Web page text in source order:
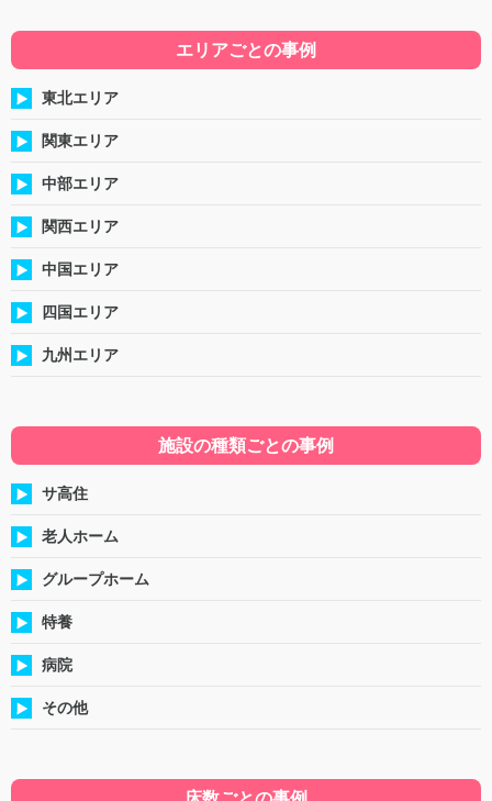
エリアごとの事例
東北エリア
関東エリア
中部エリア
関西エリア
中国エリア
四国エリア
九州エリア
施設の種類ごとの事例
サ高住
老人ホーム
グループホーム
特養
病院
その他